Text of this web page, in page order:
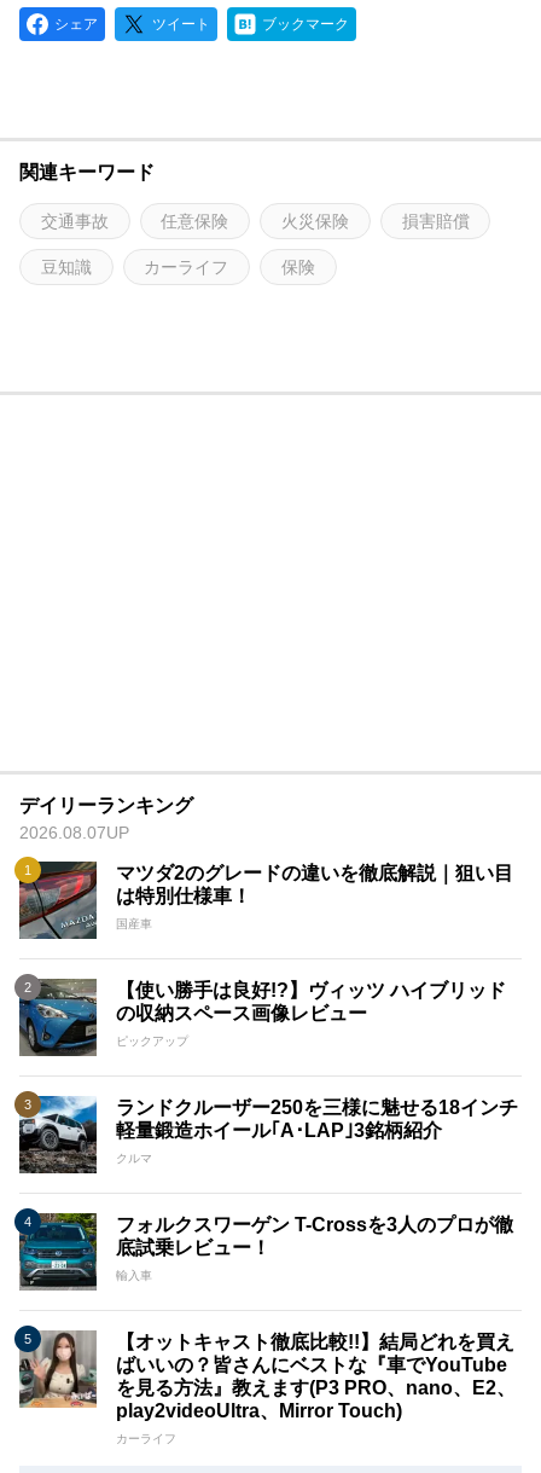
シェア ツイート ブックマーク
関連キーワード
交通事故 任意保険 火災保険 損害賠償
豆知識 カーライフ 保険
デイリーランキング
2026.08.07UP
マツダ2のグレードの違いを徹底解説｜狙い目
は特別仕様車！
国産車
【使い勝手は良好!?】ヴィッツ ハイブリッド
の収納スペース画像レビュー
ピックアップ
ランドクルーザー250を三様に魅せる18インチ
軽量鍛造ホイール｢A･LAP｣3銘柄紹介
クルマ
フォルクスワーゲン T-Crossを3人のプロが徹
底試乗レビュー！
輸入車
【オットキャスト徹底比較!!】結局どれを買え
ばいいの？皆さんにベストな『車でYouTube
を見る方法』教えます(P3 PRO、nano、E2、
play2videoUltra、Mirror Touch)
カーライフ